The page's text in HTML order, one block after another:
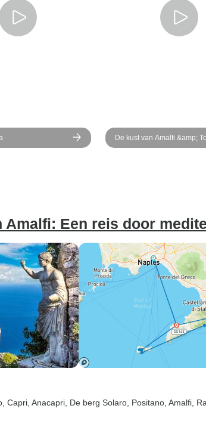
De kust van Amalfi &amp;
een uitje in de Italiaanse
Amalfi: Een reis door
, Capri , Anacapri , De berg Solaro , Positano , Amalfi ,